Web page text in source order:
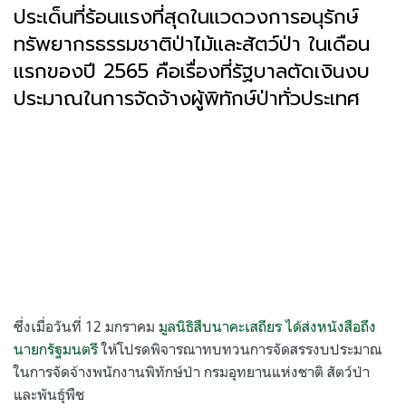
ประเด็นที่ร้อนแรงที่สุดในแวดวงการอนุรักษ์
ทรัพยากรธรรมชาติป่าไม้และสัตว์ป่า ในเดือน
แรกของปี 2565 คือเรื่องที่รัฐบาลตัดเงินงบ
ประมาณในการจัดจ้างผู้พิทักษ์ป่าทั่วประเทศ
ซึ่งเมื่อวันที่ 12 มกราคม มูลนิธิสืบนาคะเสถียร ได้ส่งหนังสือถึง
นายกรัฐมนตรีให้โปรดพิจารณาทบทวนการจัดสรรงบประมาณ
ในการจัดจ้างพนักงานพิทักษ์ป่า กรมอุทยานแห่งชาติ สัตว์ป่า
และพันธุ์พืช